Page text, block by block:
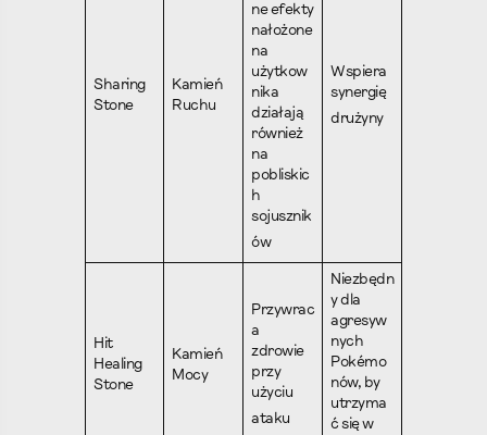
Sharing
Stone
Kamień
Ruchu
ne efekty
nałożone
na
użytkow
nika
działają
również
na
pobliskic
h
sojusznik
ów
Wspiera
synergię
drużyny
Hit
Healing
Stone
Kamień
Mocy
Przywrac
a
zdrowie
przy
użyciu
ataku
Niezbędn
y dla
agresyw
nych
Pokémo
nów, by
utrzyma
ć się w